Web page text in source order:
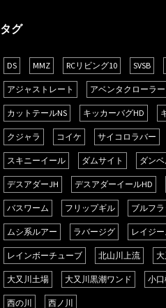
タグ
DS MMZ RCリビング10 SVSB
アジャストレート アベンタクローラー
カットテールNS キッカーバグHD
クジャラ コイケ サイコロラバー
スキニーイール ダムサイト ダン
デスアダーJH デスアダーイールHD
バスワーム フリップギル ブルフラ
ムシ系ルアー ラバージグ レイジ
レインボーチューブ 北山川上流 大
大又川土場 大又川黒潮ワンド 小
西の川 西ノ川